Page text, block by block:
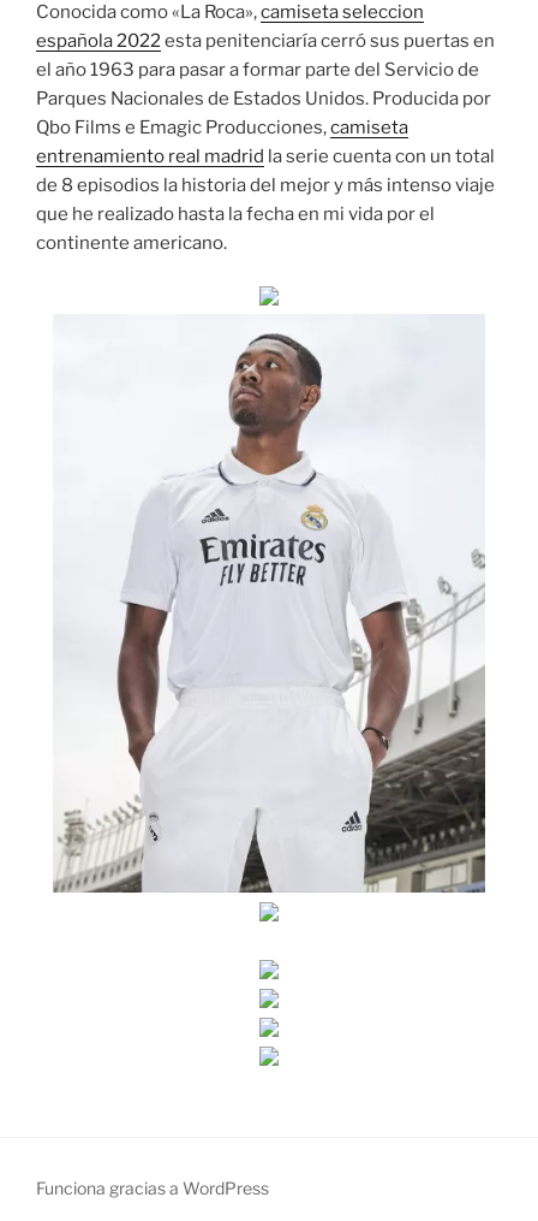
Conocida como «La Roca»,camiseta seleccion
española 2022esta penitenciaría cerró sus puertas en
el año 1963 para pasar a formar parte del Servicio de
Parques Nacionales de Estados Unidos. Producida por
Qbo Films e Emagic Producciones,camiseta
entrenamiento real madrid la serie cuenta con un total
de 8 episodios la historia del mejor y más intenso viaje
que he realizado hasta la fecha en mi vida por el
continente americano.
Funciona gracias a WordPress